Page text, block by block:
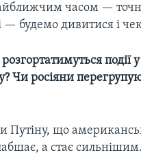
часом —
будемо дивитися і
події
Чи росіяни
Путіну, що
а стає